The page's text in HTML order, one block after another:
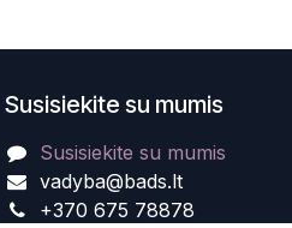
Susisiekite su mumis
Susisiekite su mumis
vadyba@bads.lt
+370 675 78878